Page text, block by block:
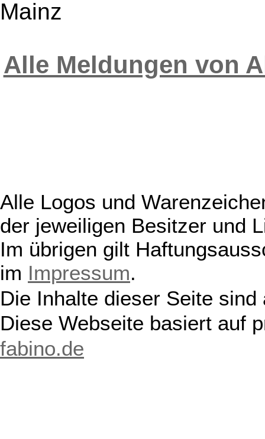
Mainz
Alle Meldungen von
Alle Logos und
der jeweiligen Besitzer und
Im übrigen gilt
im Impressum.
Die Inhalte dieser Seite
Diese Webseite basiert auf
fabino.de